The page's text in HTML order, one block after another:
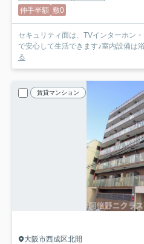
仲手半額 敷0
セキュリティ面は、TVインターホン
で安心して生活できます♪室内設備は
る
賃貸マンション
大阪市西成区北開